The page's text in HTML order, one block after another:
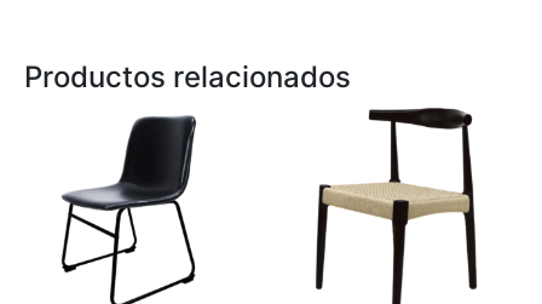
Productos relacionados